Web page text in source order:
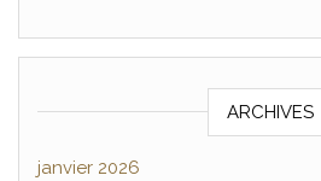
ARCHIVES
janvier 2026